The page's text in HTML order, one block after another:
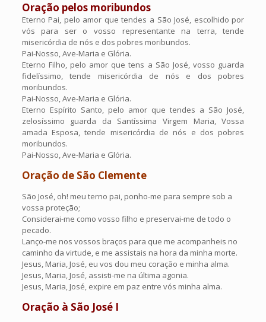
Oração pelos moribundos
Eterno Pai, pelo amor que tendes a São José, escolhido por
vós para ser o vosso representante na terra, tende
misericórdia de nós e dos pobres moribundos.
Pai-Nosso, Ave-Maria e Glória.
Eterno Filho, pelo amor que tens a São José, vosso guarda
fidelíssimo, tende misericórdia de nós e dos pobres
moribundos.
Pai-Nosso, Ave-Maria e Glória.
Eterno Espírito Santo, pelo amor que tendes a São José,
zelosíssimo guarda da Santíssima Virgem Maria, Vossa
amada Esposa, tende misericórdia de nós e dos pobres
moribundos.
Pai-Nosso, Ave-Maria e Glória.
Oração de São Clemente
São José, oh! meu terno pai, ponho-me para sempre sob a
vossa proteção;
Considerai-me como vosso filho e preservai-me de todo o
pecado.
Lanço-me nos vossos braços para que me acompanheis no
caminho da virtude, e me assistais na hora da minha morte.
Jesus, Maria, José, eu vos dou meu coração e minha alma.
Jesus, Maria, José, assisti-me na última agonia.
Jesus, Maria, José, expire em paz entre vós minha alma.
Oração à São José I